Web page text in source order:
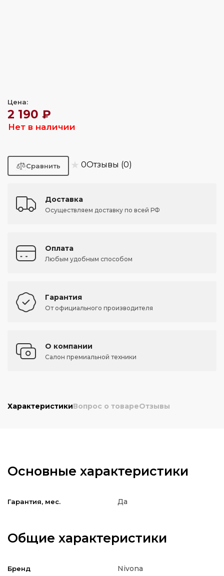
Цена:
2 190 ₽
Нет в наличии
★ 0Отзывы (0)
Доставка
Осуществляем доставку по всей РФ
Оплата
Любым удобным способом
Гарантия
От официального производителя
О компании
Салон премиальной техники
ХарактеристикиВопрос о товареОтзывы
Основные характеристики
Гарантия, мес. Да
Общие характеристики
Бренд Nivona